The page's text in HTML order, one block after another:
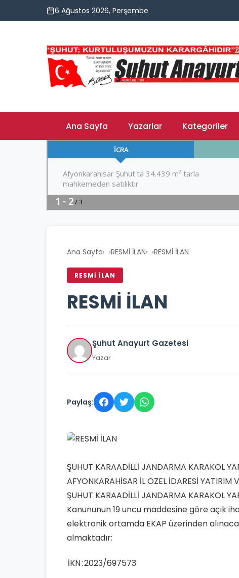
6 Ağustos 2026, Perşembe
Ana Sayfa Yazarlar Kategoriler
Ana Sayfa› RESMİ İLAN› RESMİ İLAN
RESMİ İLAN
RESMİ İLAN
Şuhut Anayurt Gazetesi
Yazar
Paylaş:
ŞUHUT KARAADİLLİ JANDARMA KARAKOL
AFYONKARAHİSAR İL ÖZEL İDARESİ YATIRIM
ŞUHUT KARAADİLLİ JANDARMA KARAKOL
Kanununun 19 uncu maddesine göre açık
elektronik ortamda EKAP üzerinden
almaktadır:
İKN:2023/697573